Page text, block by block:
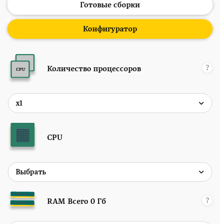
Готовые сборки
Конфигуратор
Количество процессоров ?
CPU
RAM Всего 0 Гб ?